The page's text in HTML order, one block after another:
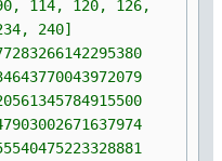
114, 120, 126,
240]